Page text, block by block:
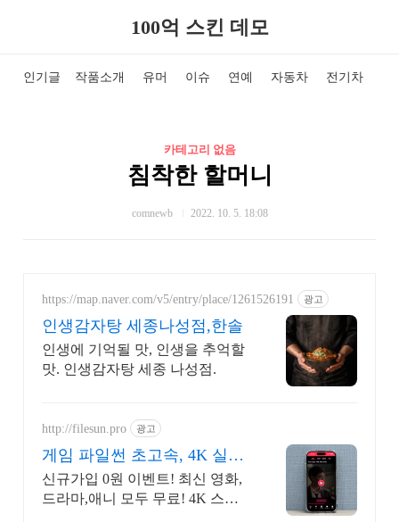
100억 스킨 데모
인기글 작품소개 유머 이슈 연예 자동차 전기차
카테고리 없음
침착한 할머니
comnewb 2022. 10. 5. 18:08
https://map.naver.com/v5/entry/place/1261526191 광고
인생감자탕 세종나성점,한솔
인생에 기억될 맛, 인생을 추억할
맛. 인생감자탕 세종 나성점.
http://filesun.pro 광고
게임 파일썬 초고속, 4K 실시
간 보기!
신규가입 0원 이벤트! 최신 영화,
드라마,애니 모두 무료! 4K 스트